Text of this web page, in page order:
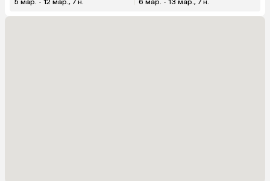
5 мар. - 12 мар., 7 н. 6 мар. - 13 мар., 7 н.